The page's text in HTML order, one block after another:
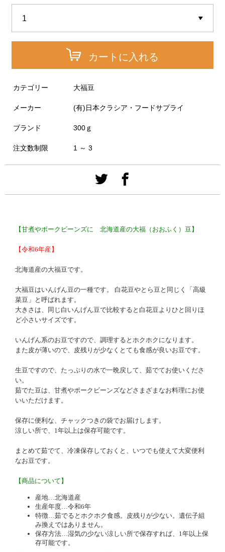
カートに入れる
カテゴリー 大福豆
メーカー (有)日本クラシア・フードサプライ
ブランド 300ｇ
注文数制限 1 ～ 3
【甘煮やポークビーンズに 北海道産の大福（おおふく）豆】
【令和6年産】
北海道産の大福豆です。
大福豆はいんげん豆の一種です。 白花豆やとら豆と同じく「高級
菜豆」と呼ばれます。
大きさは、同じ白いんげん豆で比較すると白花豆よりひと回りほ
ど小さいサイズです。
いんげん系のお豆ですので、調理するとホクホクになります。
また皮が薄いので、皮残りが少なくとても食感が良いお豆です。
生豆ですので、たっぷりの水で一晩戻して、茹でてお使いくださ
い。
茹でた豆は、甘煮やポークビーンズなどさまざまなお料理にお使
いいただけます。
保存に便利な、チャックつきの袋でお届けします。
涼しい所で、1年以上は保存可能です。
まとめて茹でて、冷凍保存しておくと、いつでも使えて大変便利
なお豆です。
【商品について】
産地…北海道産
生産年度…令和6年
特徴…茹でるとホクホク食感。皮残りが少ない。遺伝子組
み換えではありません。
保存方法…湿気の少ない涼しい所で保存すれば、1年以上保
存可能です。